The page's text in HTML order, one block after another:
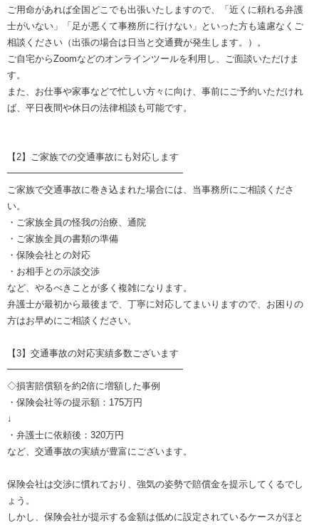
ご用命があれば全国どこでも出張いたしますので、「近くに頼れる弁護
士がいない」「足が悪くて事務所に行けない」といった方も遠慮なくご
相談ください（出張の場合は日当と交通費が発生します。）。
ご自宅からZoomなどのオンラインツールを利用し、ご面談いただけま
す。
また、お仕事や家事などで忙しい方々に向け、事前にご予約いただけれ
ば、平日夜間や休日の法律相談も可能です。
【2】ご家族での交通事故にも対応します
━━━━━━━━━━━━━━━━━━━
ご家族で交通事故に巻き込まれた場合には、当事務所にご相談くださ
い。
・ご家族全員の怪我の治療、通院
・ご家族全員の書類の準備
・保険会社との対応
・お相手との示談交渉
など、やるべきことが多く複雑になります。
弁護士が最初から最後まで、丁寧に対応してまいりますので、お困りの
方はお早めにご相談ください。
【3】交通事故の対応実績多数ございます
━━━━━━━━━━━━━━━━━━━
◇損害賠償額を約2倍に増額した事例
・保険会社等の提示額：175万円
↓
・弁護士に依頼後：320万円
など、交通事故の実績が豊富にございます。
保険会社は交渉に慣れており、強気の姿勢で賠償金を提示してくるでし
ょう。
しかし、保険会社が提示する金額は低めに設定されているケースがほと